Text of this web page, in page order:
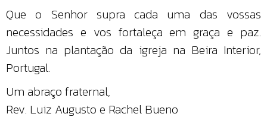
Que o Senhor supra cada uma das vossas
necessidades e vos fortaleça em graça e paz.
Juntos na plantação da igreja na Beira Interior,
Portugal.
Um abraço fraternal,
Rev. Luiz Augusto e Rachel Bueno